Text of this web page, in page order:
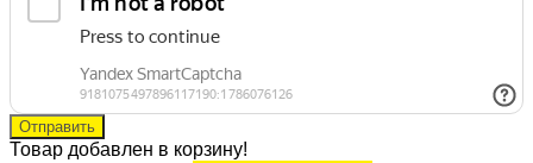
Товар добавлен в корзину!